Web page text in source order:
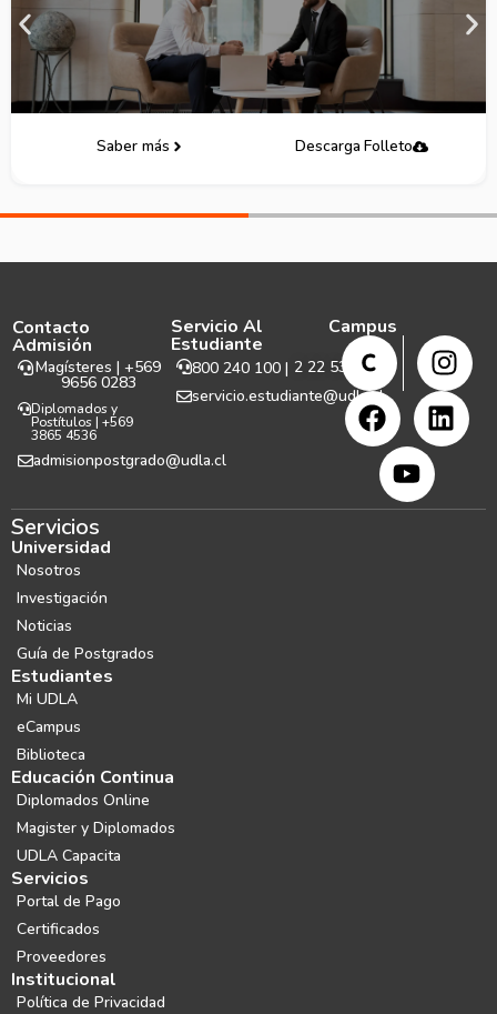
Saber más Descarga Folleto
Contacto
Admisión
Magísteres | +569
9656 0283
Diplomados y
Postítulos | +569
3865 4536
admisionpostgrado@udla.cl
Servicio Al
Estudiante
800 240 100 | 2 22 531 999
servicio.estudiante@udla.cl
Campus
Servicios
Universidad
Nosotros
Investigación
Noticias
Guía de Postgrados
Estudiantes
Mi UDLA
eCampus
Biblioteca
Educación Continua
Diplomados Online
Magister y Diplomados
UDLA Capacita
Servicios
Portal de Pago
Certificados
Proveedores
Institucional
Política de Privacidad